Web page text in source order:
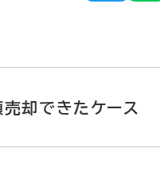
却できたケース